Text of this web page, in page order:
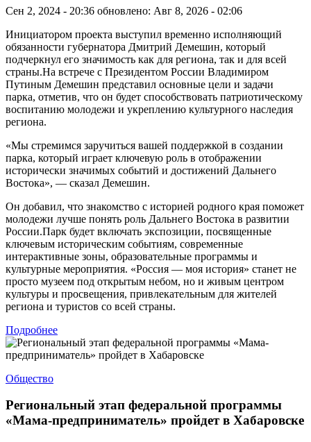
Сен 2, 2024 - 20:36 обновлено: Авг 8, 2026 - 02:06
Инициатором проекта выступил временно исполняющий
обязанности губернатора Дмитрий Демешин, который
подчеркнул его значимость как для региона, так и для всей
страны.На встрече с Президентом России Владимиром
Путиным Демешин представил основные цели и задачи
парка, отметив, что он будет способствовать патриотическому
воспитанию молодежи и укреплению культурного наследия
региона.
«Мы стремимся заручиться вашей поддержкой в создании
парка, который играет ключевую роль в отображении
исторически значимых событий и достижений Дальнего
Востока», — сказал Демешин.
Он добавил, что знакомство с историей родного края поможет
молодежи лучше понять роль Дальнего Востока в развитии
России.Парк будет включать экспозиции, посвященные
ключевым историческим событиям, современные
интерактивные зоны, образовательные программы и
культурные мероприятия. «Россия — моя история» станет не
просто музеем под открытым небом, но и живым центром
культуры и просвещения, привлекательным для жителей
региона и туристов со всей страны.
Подробнее
Общество
Региональный этап федеральной программы
«Мама-предприниматель» пройдет в Хабаровске